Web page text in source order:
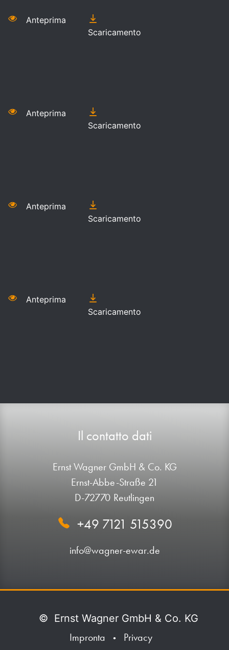
Anteprima
Scaricamento
Anteprima
Scaricamento
Anteprima
Scaricamento
Anteprima
Scaricamento
Il contatto dati
Ernst Wagner GmbH & Co. KG
Ernst-Abbe-Straße 21
D-72770 Reutlingen
+49 7121 515390
info@wagner-ewar.de
© Ernst Wagner GmbH & Co. KG
Impronta
• Privacy